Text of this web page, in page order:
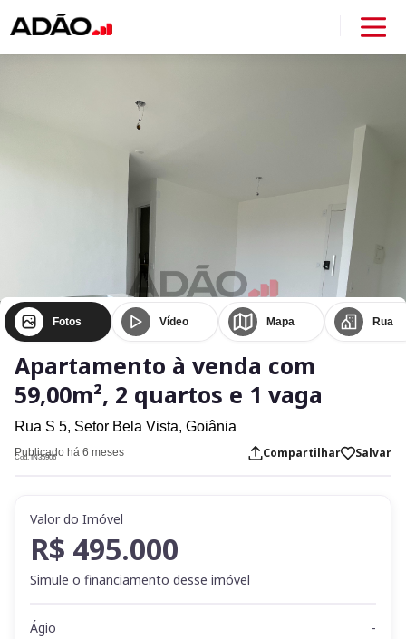
Fotos Vídeo Mapa Rua
Apartamento à venda com
59,00m², 2 quartos e 1 vaga
Rua S 5, Setor Bela Vista, Goiânia
Publicado há 6 meses
Cod. IN35906 Compartilhar Salvar
Valor do Imóvel
R$ 495.000
Simule o financiamento desse imóvel
Ágio
-